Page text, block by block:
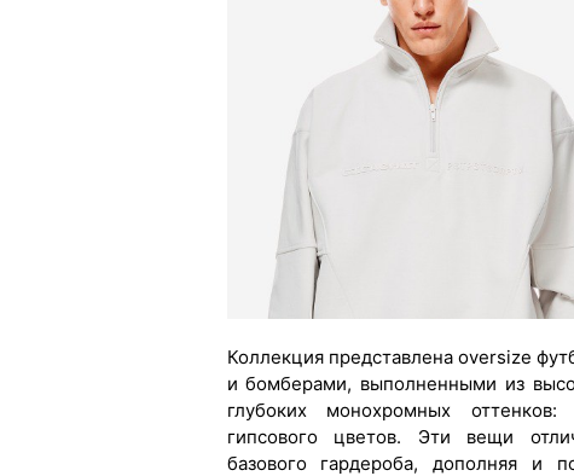
Коллекция представлена oversize
и бомберами, выполненными из
глубоких монохромных
гипсового цветов. Эти вещи
базового гардероба, дополняя и